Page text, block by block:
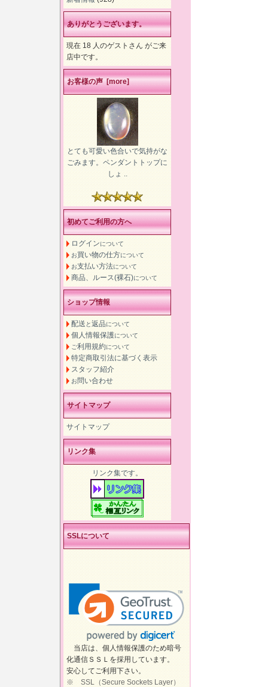
ありがとうございます。
現在 18 人のゲストさん がご来
店中です。
お客様の声 [more]
とても可愛い色合いで気持がな
ごみます。ペンダントトップに
しょ ..
初めてご利用の方へ
ログインについて
お買い物の仕方について
お支払い方法について
商品、ルース(裸石)について
ショップ情報
配送 と返品について
個人情報保護について
ご利用規約について
特定商取引法に基づく表示
スタッフ紹介
お問い合わせ
サイトマップ
サイトマップ
リンク集
リンク集です。
SSLについて
当店は、個人情報保護のため暗号
化通信ＳＳＬを採用しています。
安心してご利用下さい。
※ SSL（Secure Sockets Layer）